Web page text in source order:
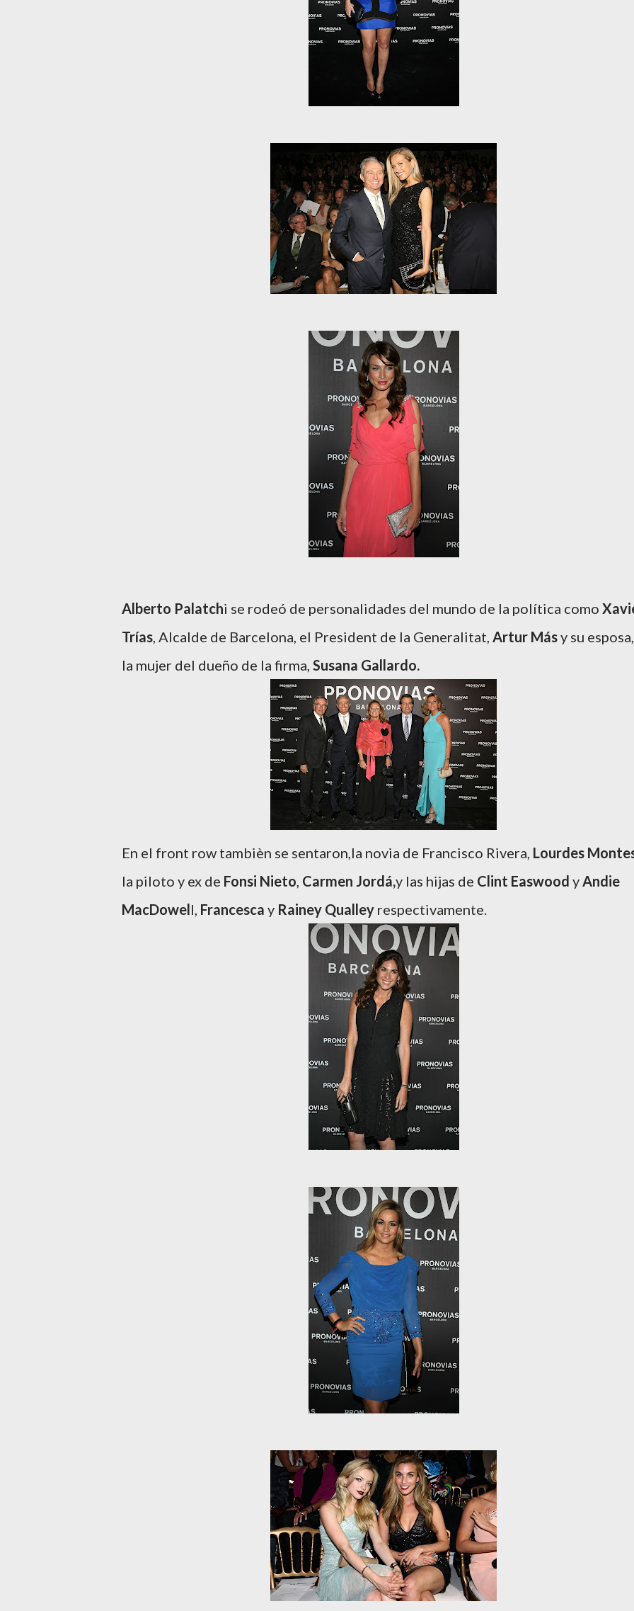
Alberto Palatchi se rodeó de personalidades del mundo de la política como
Trías, Alcalde de Barcelona, el President de la Generalitat, Artur Másy su
la mujer del dueño de la firma, Susana Gallardo.
En el front row tambièn se sentaron,la novia de Francisco Rivera, Lourdes
la piloto y ex de Fonsi Nieto, Carmen Jordá,y las hijas de Clint Easwood yAndie
MacDowell, Francesca y Rainey Qualley respectivamente.